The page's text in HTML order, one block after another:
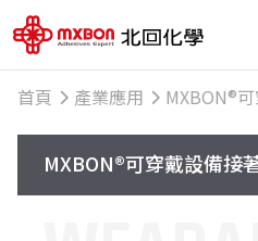
首頁 產業應用 MXBON®
MXBON®可穿戴設備接